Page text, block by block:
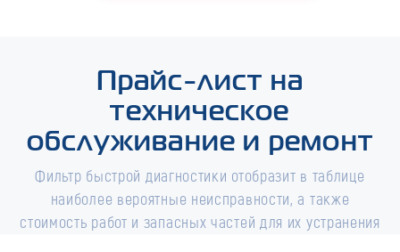
Прайс-лист на
техническое
обслуживание и ремонт
Фильтр быстрой диагностики отобразит в таблице
наиболее вероятные неисправности, а также
стоимость работ и запасных частей для их устранения